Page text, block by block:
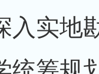
入实地